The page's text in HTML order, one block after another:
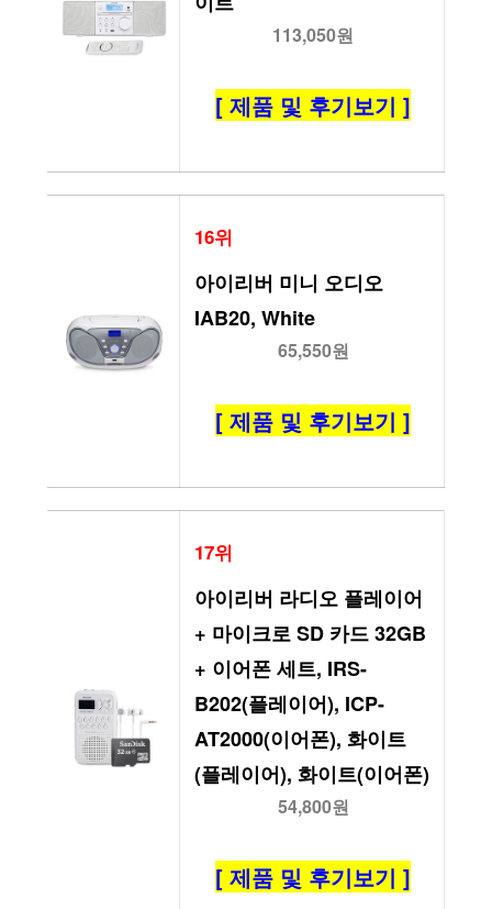
113,050원
[ 제품 및 후기보기 ]
16위
아이리버 미니 오디오
IAB20, White
65,550원
[ 제품 및 후기보기 ]
17위
아이리버 라디오 플레이어
+ 마이크로 SD 카드 32GB
+ 이어폰 세트, IRS-
B202(플레이어), ICP-
AT2000(이어폰), 화이트
(플레이어), 화이트(이어폰)
54,800원
[ 제품 및 후기보기 ]